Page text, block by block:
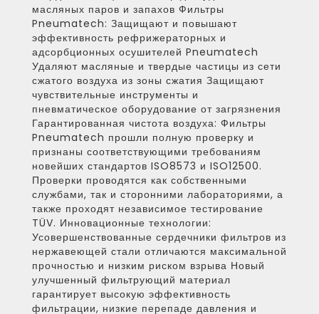
масляных паров и запахов Фильтры
Pneumatech: Защищают и повышают
эффективность рефрижераторных и
адсорбционных осушителей Pneumatech
Удаляют масляные и твердые частицы из сети
сжатого воздуха из зоны сжатия Защищают
чувствительные инструменты и
пневматическое оборудование от загрязнения
Гарантированная чистота воздуха: Фильтры
Pneumatech прошли полную проверку и
признаны соответствующими требованиям
новейших стандартов ISO8573 и ISO12500.
Проверки проводятся как собственными
службами, так и сторонними лабораториями, а
также проходят независимое тестирование
TÜV. Инновационные технологии:
Усовершенствованные сердечники фильтров из
нержавеющей стали отличаются максимальной
прочностью и низким риском взрыва Новый
улучшенный фильтрующий материал
гарантирует высокую эффективность
фильтрации, низкие перепаде давления и